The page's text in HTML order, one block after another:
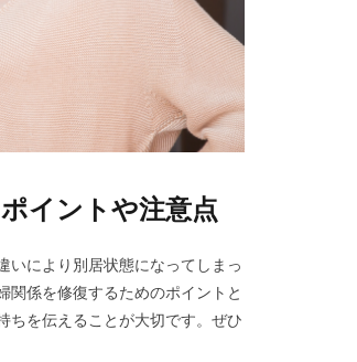
イントや注意点
いにより別居状態になってしまっ
関係を修復するためのポイントと
ちを伝えることが大切です。ぜひ